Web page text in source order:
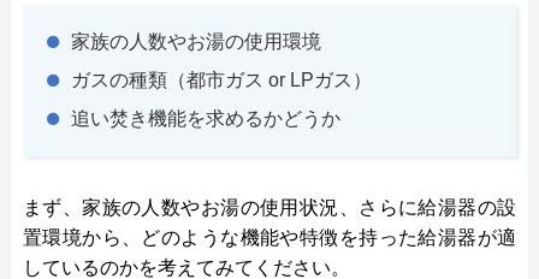
家族の人数やお湯の使用環境
ガスの種類（都市ガス or LPガス）
追い焚き機能を求めるかどうか
まず、家族の人数やお湯の使用状況、さらに給湯器の設
置環境から、どのような機能や特徴を持った給湯器が適
しているのかを考えてみてください。